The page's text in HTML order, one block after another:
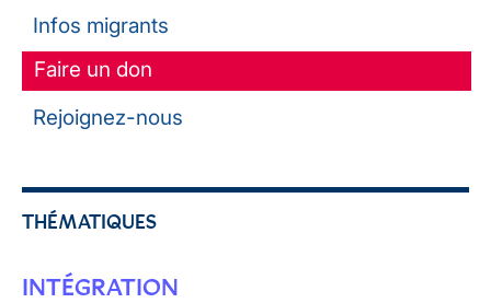
Infos migrants
Faire un don
Rejoignez-nous
THÉMATIQUES
INTÉGRATION